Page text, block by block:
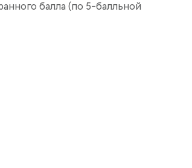
балла (по 5-балльной